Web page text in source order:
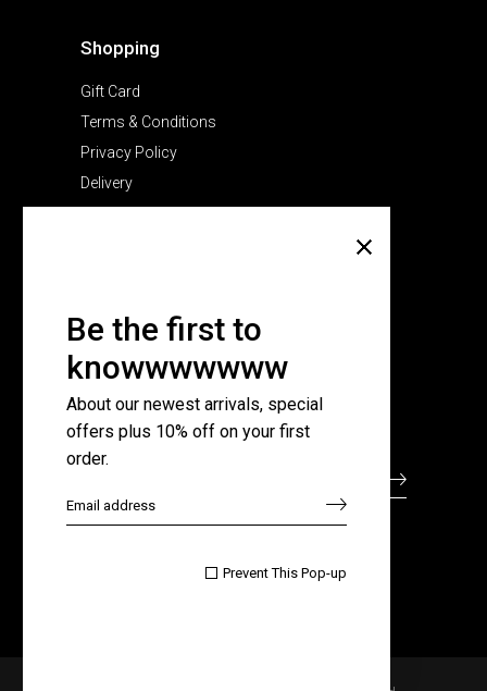
Be the first to
knowwwwwww
About our newest arrivals, special
offers plus 10% off on your first
order.

Prevent This Pop-up
Shopping
Gift Card
Terms & Conditions
Privacy Policy
Delivery
Pricing Plans
FAQ Page
Subscribe for newsletter